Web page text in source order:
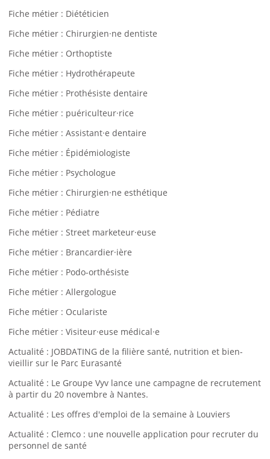
Fiche métier : Diététicien
Fiche métier : Chirurgien·ne dentiste
Fiche métier : Orthoptiste
Fiche métier : Hydrothérapeute
Fiche métier : Prothésiste dentaire
Fiche métier : puériculteur·rice
Fiche métier : Assistant·e dentaire
Fiche métier : Épidémiologiste
Fiche métier : Psychologue
Fiche métier : Chirurgien·ne esthétique
Fiche métier : Pédiatre
Fiche métier : Street marketeur·euse
Fiche métier : Brancardier·ière
Fiche métier : Podo-orthésiste
Fiche métier : Allergologue
Fiche métier : Oculariste
Fiche métier : Visiteur·euse médical·e
Actualité : JOBDATING de la filière santé, nutrition et bien-
vieillir sur le Parc Eurasanté
Actualité : Le Groupe Vyv lance une campagne de recrutement
à partir du 20 novembre à Nantes.
Actualité : Les offres d'emploi de la semaine à Louviers
Actualité : Clemco : une nouvelle application pour recruter du
personnel de santé